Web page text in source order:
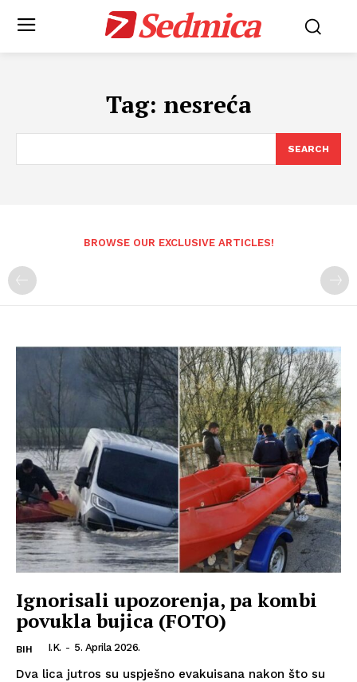
Sedmica
Tag: nesreća
SEARCH
BROWSE OUR EXCLUSIVE ARTICLES!
Ignorisali upozorenja, pa kombi
povukla bujica (FOTO)
BIH I.K. - 5. Aprila 2026.
Dva lica jutros su uspješno evakuisana nakon što su